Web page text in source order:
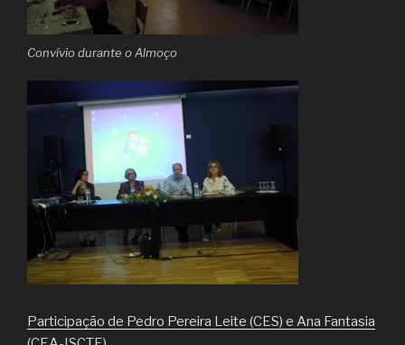
Convívio durante o Almoço
Participação de Pedro Pereira Leite (CES) e Ana Fantasia